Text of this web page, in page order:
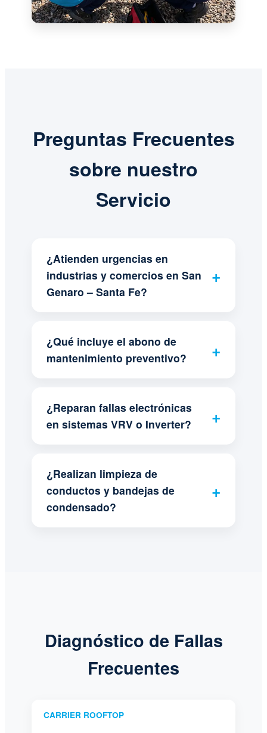
Preguntas Frecuentes
sobre nuestro
Servicio
¿Atienden urgencias en
industrias y comercios en San
Genaro – Santa Fe?
¿Qué incluye el abono de
mantenimiento preventivo?
¿Reparan fallas electrónicas
en sistemas VRV o Inverter?
¿Realizan limpieza de
conductos y bandejas de
condensado?
Diagnóstico de Fallas
Frecuentes
CARRIER ROOFTOP